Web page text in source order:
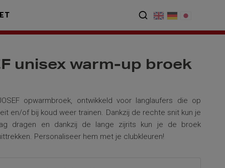
unisex warm-up broek
opwarmbroek, ontwikkeld voor langlaufers die op
en/of bij koud weer trainen. Dankzij de rechte snit kun je
dragen en dankzij de lange zijrits kun je de broek
Personaliseer hem met je clubkleuren!